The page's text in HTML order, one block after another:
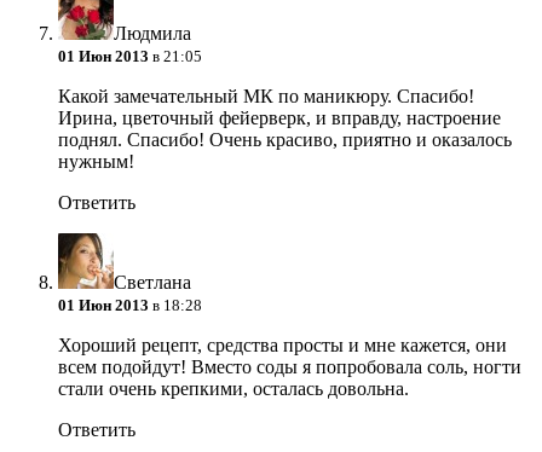
Людмила
01 Июн 2013 в 21:05
Какой замечательный МК по маникюру. Спасибо!
Ирина, цветочный фейерверк, и вправду, настроение
поднял. Спасибо! Очень красиво, приятно и оказалось
нужным!
Ответить
Светлана
01 Июн 2013 в 18:28
Хороший рецепт, средства просты и мне кажется, они
всем подойдут! Вместо соды я попробовала соль, ногти
стали очень крепкими, осталась довольна.
Ответить